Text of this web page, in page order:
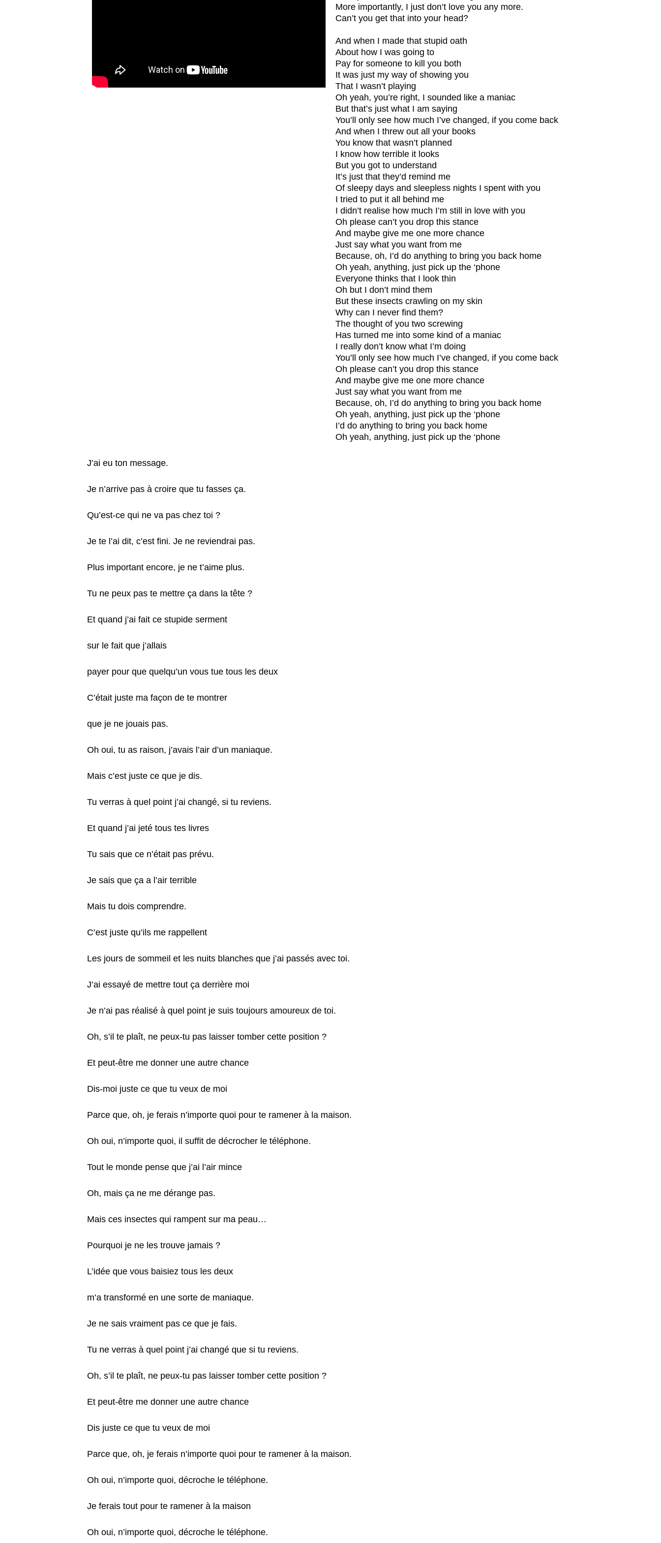
More importantly, I just don’t love you any more.
Can’t you get that into your head?
And when I made that stupid oath
About how I was going to
Pay for someone to kill you both
It was just my way of showing you
That I wasn’t playing
Oh yeah, you’re right, I sounded like a maniac
But that’s just what I am saying
You’ll only see how much I’ve changed, if you come back
And when I threw out all your books
You know that wasn’t planned
I know how terrible it looks
But you got to understand
It’s just that they’d remind me
Of sleepy days and sleepless nights I spent with you
I tried to put it all behind me
I didn’t realise how much I’m still in love with you
Oh please can’t you drop this stance
And maybe give me one more chance
Just say what you want from me
Because, oh, I’d do anything to bring you back home
Oh yeah, anything, just pick up the ‘phone
Everyone thinks that I look thin
Oh but I don’t mind them
But these insects crawling on my skin
Why can I never find them?
The thought of you two screwing
Has turned me into some kind of a maniac
I really don’t know what I’m doing
You’ll only see how much I’ve changed, if you come back
Oh please can’t you drop this stance
And maybe give me one more chance
Just say what you want from me
Because, oh, I’d do anything to bring you back home
Oh yeah, anything, just pick up the ‘phone
I’d do anything to bring you back home
Oh yeah, anything, just pick up the ‘phone
J’ai eu ton message.
Je n’arrive pas à croire que tu fasses ça.
Qu’est-ce qui ne va pas chez toi ?
Je te l’ai dit, c’est fini. Je ne reviendrai pas.
Plus important encore, je ne t’aime plus.
Tu ne peux pas te mettre ça dans la tête ?
Et quand j’ai fait ce stupide serment
sur le fait que j’allais
payer pour que quelqu’un vous tue tous les deux
C’était juste ma façon de te montrer
que je ne jouais pas.
Oh oui, tu as raison, j’avais l’air d’un maniaque.
Mais c’est juste ce que je dis.
Tu verras à quel point j’ai changé, si tu reviens.
Et quand j’ai jeté tous tes livres
Tu sais que ce n’était pas prévu.
Je sais que ça a l’air terrible
Mais tu dois comprendre.
C’est juste qu’ils me rappellent
Les jours de sommeil et les nuits blanches que j’ai passés avec toi.
J’ai essayé de mettre tout ça derrière moi
Je n’ai pas réalisé à quel point je suis toujours amoureux de toi.
Oh, s’il te plaît, ne peux-tu pas laisser tomber cette position ?
Et peut-être me donner une autre chance
Dis-moi juste ce que tu veux de moi
Parce que, oh, je ferais n’importe quoi pour te ramener à la maison.
Oh oui, n’importe quoi, il suffit de décrocher le téléphone.
Tout le monde pense que j’ai l’air mince
Oh, mais ça ne me dérange pas.
Mais ces insectes qui rampent sur ma peau…
Pourquoi je ne les trouve jamais ?
L’idée que vous baisiez tous les deux
m’a transformé en une sorte de maniaque.
Je ne sais vraiment pas ce que je fais.
Tu ne verras à quel point j’ai changé que si tu reviens.
Oh, s’il te plaît, ne peux-tu pas laisser tomber cette position ?
Et peut-être me donner une autre chance
Dis juste ce que tu veux de moi
Parce que, oh, je ferais n’importe quoi pour te ramener à la maison.
Oh oui, n’importe quoi, décroche le téléphone.
Je ferais tout pour te ramener à la maison
Oh oui, n’importe quoi, décroche le téléphone.